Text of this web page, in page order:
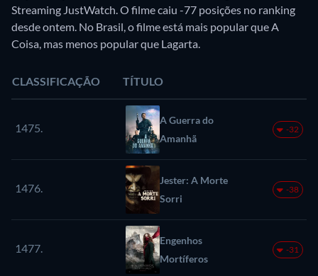
Streaming JustWatch. O filme caiu -77 posições no ranking
desde ontem. No Brasil, o filme está mais popular que A
Coisa, mas menos popular que Lagarta.
CLASSIFICAÇÃO TÍTULO
1475.
A Guerra do
Amanhã
-32
1476.
Jester: A Morte
Sorri
-38
1477.
Engenhos
Mortíferos
-31